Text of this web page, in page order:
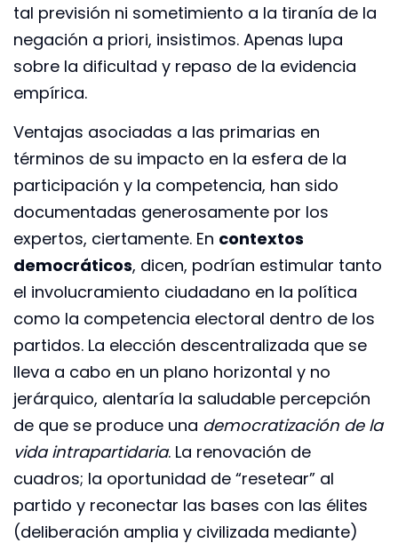
tal previsión ni sometimiento a la tiranía de la
negación a priori, insistimos. Apenas lupa
sobre la dificultad y repaso de la evidencia
empírica.
Ventajas asociadas a las primarias en
términos de su impacto en la esfera de la
participación y la competencia, han sido
documentadas generosamente por los
expertos, ciertamente. En contextos
democráticos, dicen, podrían estimular tanto
el involucramiento ciudadano en la política
como la competencia electoral dentro de los
partidos. La elección descentralizada que se
lleva a cabo en un plano horizontal y no
jerárquico, alentaría la saludable percepción
de que se produce una democratización de la
vida intrapartidaria. La renovación de
cuadros; la oportunidad de “resetear” al
partido y reconectar las bases con las élites
(deliberación amplia y civilizada mediante)